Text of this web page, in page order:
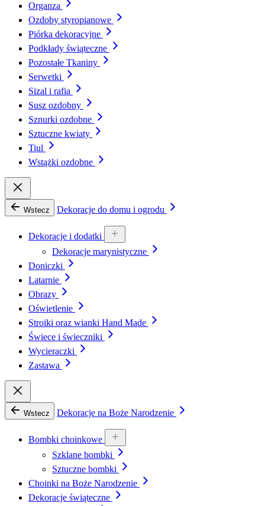
Organza
Ozdoby styropianowe
Piórka dekoracyjne
Podkłady świąteczne
Pozostałe Tkaniny
Serwetki
Sizal i rafia
Susz ozdobny
Sznurki ozdobne
Sztuczne kwiaty
Tiul
Wstążki ozdobne
Wstecz Dekoracje do domu i ogrodu
Dekoracje i dodatki
Dekoracje marynistyczne
Doniczki
Latarnie
Obrazy
Oświetlenie
Stroiki oraz wianki Hand Made
Świece i świeczniki
Wycieraczki
Zastawa
Wstecz Dekoracje na Boże Narodzenie
Bombki choinkowe
Szklane bombki
Sztuczne bombki
Choinki na Boże Narodzenie
Dekoracje świąteczne